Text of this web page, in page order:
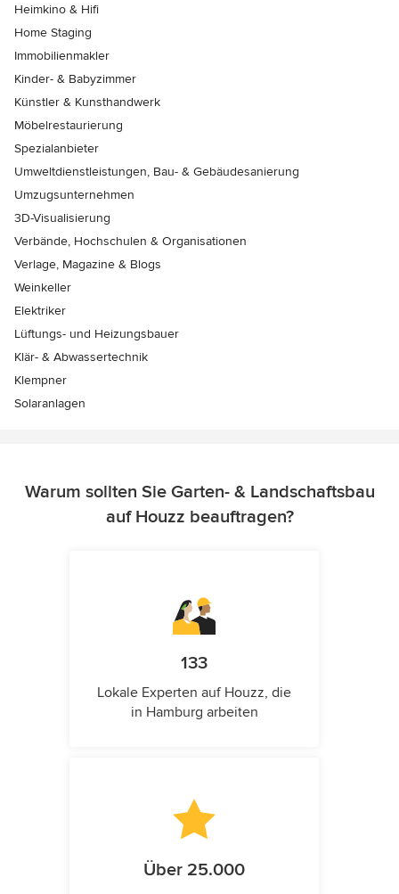
Heimkino & Hifi
Home Staging
Immobilienmakler
Kinder- & Babyzimmer
Künstler & Kunsthandwerk
Möbelrestaurierung
Spezialanbieter
Umweltdienstleistungen, Bau- & Gebäudesanierung
Umzugsunternehmen
3D-Visualisierung
Verbände, Hochschulen & Organisationen
Verlage, Magazine & Blogs
Weinkeller
Elektriker
Lüftungs- und Heizungsbauer
Klär- & Abwassertechnik
Klempner
Solaranlagen
Warum sollten Sie Garten- & Landschaftsbau
auf Houzz beauftragen?
133
Lokale Experten auf Houzz, die
in Hamburg arbeiten
Über 25.000